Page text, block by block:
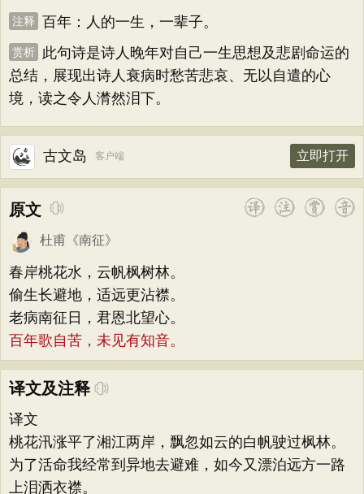
注释 百年：人的一生，一辈子。
赏析
此句诗是诗人晚年对自己一生思想及悲剧命运的
总结，展现出诗人衰病时愁苦悲哀、无以自遣的心
境，读之令人潸然泪下。
古文岛 客户端 立即打开
原文
杜甫 《南征》
春岸桃花水，云帆枫树林。
偷生长避地，适远更沾襟。
老病南征日，君恩北望心。
百年歌自苦，未见有知音。
译文及注释
译文
桃花汛涨平了湘江两岸，飘忽如云的白帆驶过枫林。
为了活命我经常到异地去避难，如今又漂泊远方一路
上泪洒衣襟。